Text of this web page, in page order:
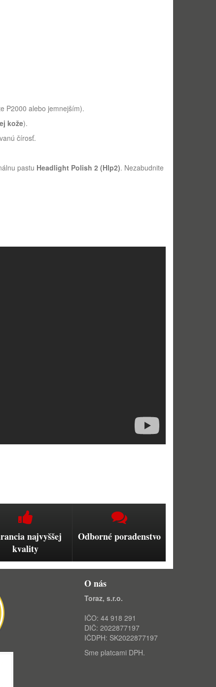
P2000 alebo jemnejším).
kože).
čírosť.
pastu Headlight Polish 2 (Hlp2). Nezabudnite
najvyššej
kvality
Odborné poradenstvo
O nás
Toraz, s.r.o.
IČO: 44 918 291
DIČ: 2022877197
IČDPH: SK2022877197
Sme platcami DPH.